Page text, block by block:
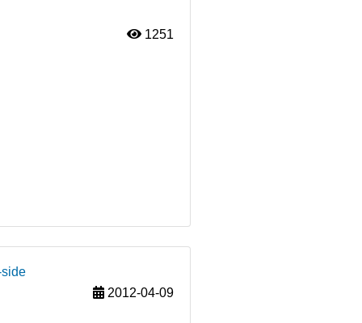
1251
2012-04-09